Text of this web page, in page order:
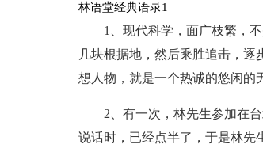
林语堂经典语录1
1、现代科学，面广枝繁，
几块根据地，然后乘胜追击，
想人物，就是一个热诚的悠闲的
2、有一次，林先生参加在
说话时，已经点半了，于是林先